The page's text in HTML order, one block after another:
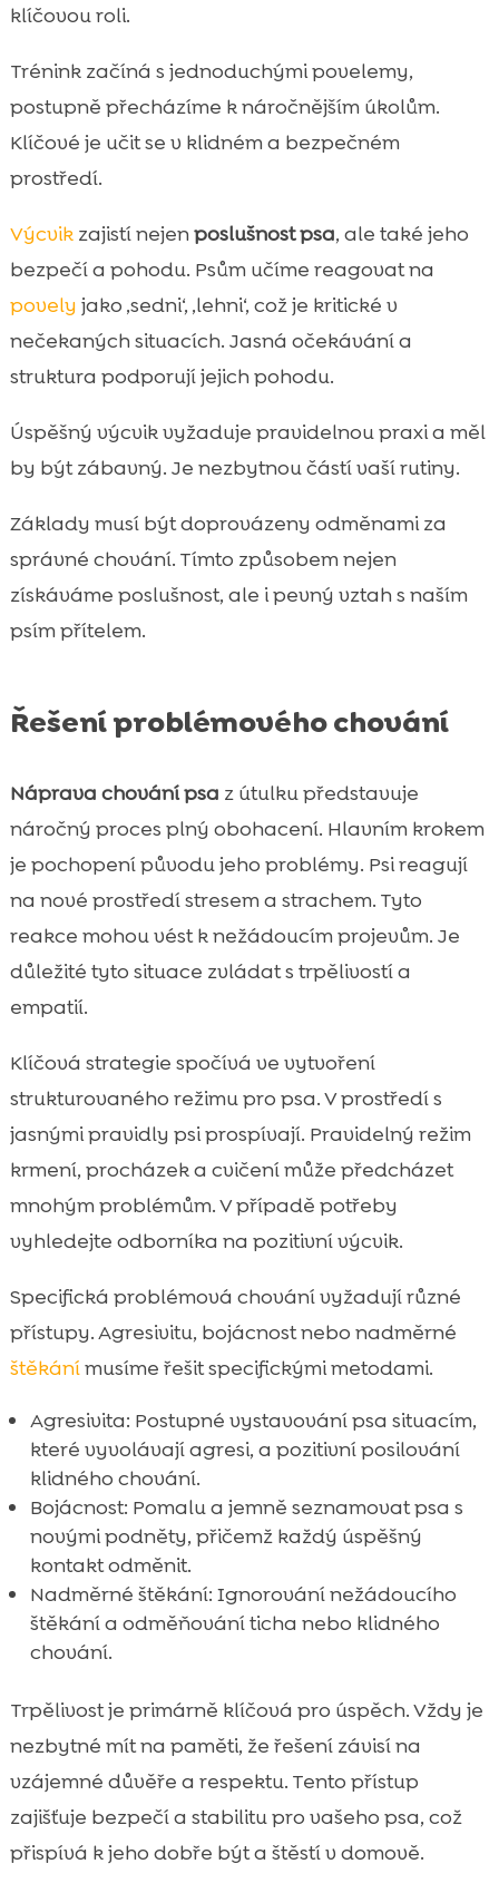
klíčovou roli.
Trénink začíná s jednoduchými povelemy,
postupně přecházíme k náročnějším úkolům.
Klíčové je učit se v klidném a bezpečném
prostředí.
Výcvikzajistí nejenposlušnost psa, ale také jeho
bezpečí a pohodu. Psům učíme reagovat na
povely jako ‚sedni‘, ‚lehni‘, což je kritické v
nečekaných situacích. Jasná očekávání a
struktura podporují jejich pohodu.
Úspěšný výcvik vyžaduje pravidelnou praxi a měl
by být zábavný. Je nezbytnou částí vaší rutiny.
Základy musí být doprovázeny odměnami za
správné chování. Tímto způsobem nejen
získáváme poslušnost, ale i pevný vztah s naším
psím přítelem.
Řešení problémového chování
Náprava chování psa z útulku představuje
náročný proces plný obohacení. Hlavním krokem
je pochopení původu jeho problémy. Psi reagují
na nové prostředí stresem a strachem. Tyto
reakce mohou vést k nežádoucím projevům. Je
důležité tyto situace zvládat s trpělivostí a
empatií.
Klíčová strategie spočívá ve vytvoření
strukturovaného režimu pro psa. V prostředí s
jasnými pravidly psi prospívají. Pravidelný režim
krmení, procházek a cvičení může předcházet
mnohým problémům. V případě potřeby
vyhledejte odborníka na pozitivní výcvik.
Specifická problémová chování vyžadují různé
přístupy. Agresivitu, bojácnost nebo nadměrné
štěkánímusíme řešit specifickými metodami.
Agresivita: Postupné vystavování psa situacím,
které vyvolávají agresi, a pozitivní posilování
klidného chování.
Bojácnost: Pomalu a jemně seznamovat psa s
novými podněty, přičemž každý úspěšný
kontakt odměnit.
Nadměrné štěkání: Ignorování nežádoucího
štěkání a odměňování ticha nebo klidného
chování.
Trpělivost je primárně klíčová pro úspěch. Vždy je
nezbytné mít na paměti, že řešení závisí na
vzájemné důvěře a respektu. Tento přístup
zajišťuje bezpečí a stabilitu pro vašeho psa, což
přispívá k jeho dobře být a štěstí v domově.